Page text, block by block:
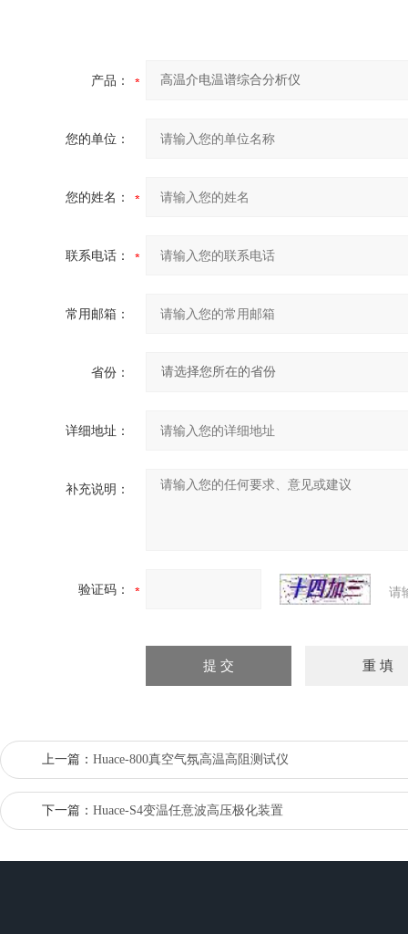
产品：
您的单位：
您的姓名：
联系电话：
常用邮箱：
省份：
详细地址：
补充说明：
验证码： 请
上一篇： Huace-800真空气氛高温高阻测试仪
下一篇： Huace-S4变温任意波高压极化装置